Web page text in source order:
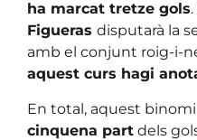
ha marcat tretze gols
Figueras disputarà la
amb el conjunt roig-i-
aquest curs hagi
En total, aquest binomi
cinquena part dels